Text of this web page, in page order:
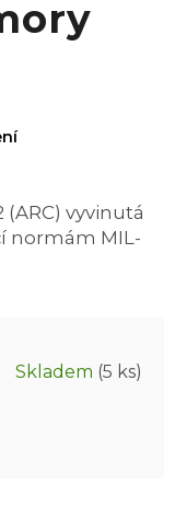
Skladem (5 ks)
vyvinutá
normám MIL-